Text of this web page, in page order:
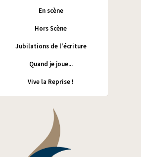
En scène
Hors Scène
Jubilations de l'écriture
Quand je joue...
Vive la Reprise !